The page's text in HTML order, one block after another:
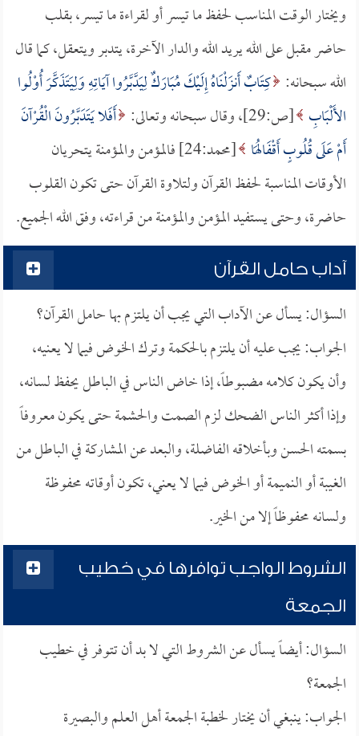
ويختار الوقت المناسب لحفظ ما تيسر أو لقراءة ما تيسر، بقلب
حاضر مقبل على الله يريد الله والدار الآخرة، يتدبر ويتعقل، كما قال
الله سبحانه: كِتَابٌ أَنزَلْنَاهُ إِلَيْكَ مُبَارَكٌ لِيَدَّبَّرُوا آيَاتِهِ وَلِيَتَذَكَّرَ أُوْلُوا
الأَلْبَابِ [ص:29]، وقال سبحانه وتعالى:
أَفَلا يَتَدَبَّرُونَ الْقُرْآنَ
أَمْ عَلَى قُلُوبٍ أَقْفَالُهَا
[محمد:24] فالمؤمن والمؤمنة يتحريان
الأوقات المناسبة لحفظ القرآن ولتلاوة القرآن حتى تكون القلوب
حاضرة، وحتى يستفيد المؤمن والمؤمنة من قراءته، وفق الله الجميع.
آداب حامل القرآن
السؤال: يسأل عن الآداب التي يجب أن يلتزم بها حامل القرآن؟
الجواب: يجب عليه أن يلتزم بالحكمة وترك الخوض فيما لا يعنيه،
وأن يكون كلامه مضبوطاً، إذا خاض الناس في الباطل يحفظ لسانه،
وإذا أكثر الناس الضحك لزم الصمت والحشمة حتى يكون معروفاً
بسمته الحسن وبأخلاقه الفاضلة، والبعد عن المشاركة في الباطل من
الغيبة أو النميمة أو الخوض فيما لا يعني، تكون أوقاته محفوظة
ولسانه محفوظاً إلا من الخير.
الشروط الواجب توافرها في خطيب
الجمعة
السؤال: أيضاً يسأل عن الشروط التي لا بد أن تتوفر في خطيب
الجمعة؟
الجواب: ينبغي أن يختار لخطبة الجمعة أهل العلم والبصيرة